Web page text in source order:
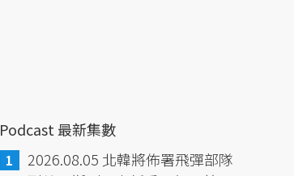
Podcast 最新集數
2026.08.05 北韓將佈署飛彈部隊